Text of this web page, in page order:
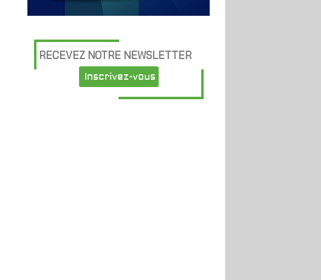
RECEVEZ NOTRE NEWSLETTER
Inscrivez-vous